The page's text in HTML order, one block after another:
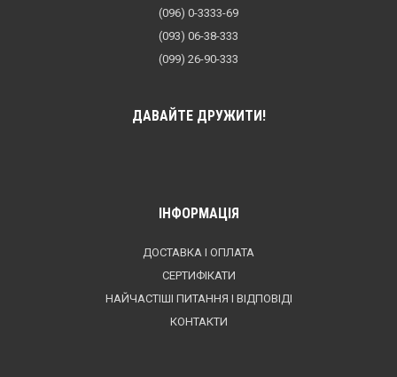
(096) 0-3333-69
(093) 06-38-333
(099) 26-90-333
ДАВАЙТЕ ДРУЖИТИ!
ІНФОРМАЦІЯ
ДОСТАВКА І ОПЛАТА
СЕРТИФІКАТИ
НАЙЧАСТІШІ ПИТАННЯ І ВІДПОВІДІ
КОНТАКТИ